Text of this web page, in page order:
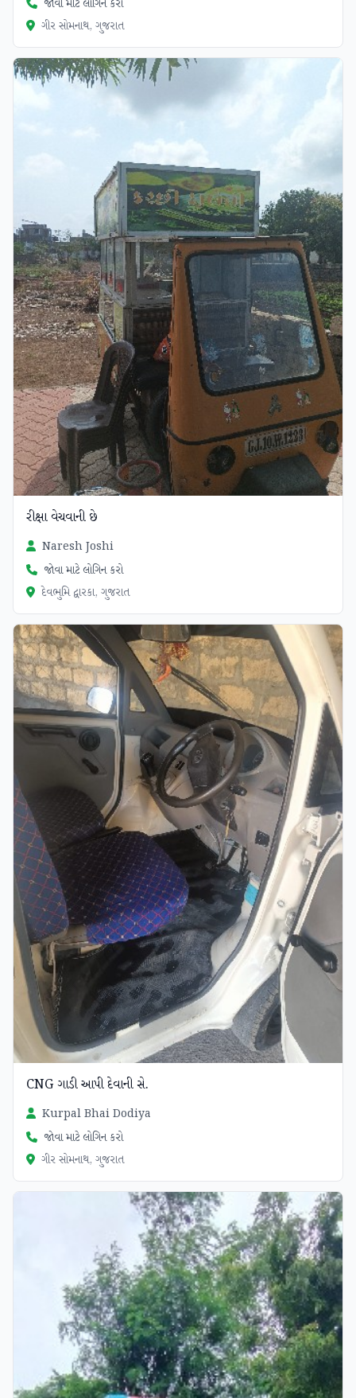
જોવા માટે લોગિન કરો
ગીર સોમનાથ, ગુજરાત
રીક્ષા વેચવાની છે
Naresh Joshi
જોવા માટે લોગિન કરો
દેવભુમિ દ્વારકા, ગુજરાત
CNG ગાડી આપી દેવાની સે.
Kurpal Bhai Dodiya
જોવા માટે લોગિન કરો
ગીર સોમનાથ, ગુજરાત